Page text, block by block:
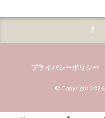
プライバシーポリシー
© Copyright 2026